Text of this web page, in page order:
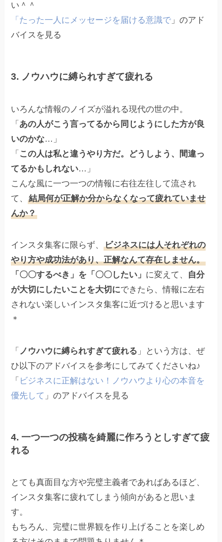
い＾＾
「たった一人にメッセージを届ける意識で 」のアド
バイスを見る
3. ノウハウに縛られすぎて疲れる
いろんな情報のノイズが溢れる現代の世の中。
「 あの人がこう言ってるから同じようにした方が良
いのかな…」
「 この人は私と違うやり方だ。どうしよう、間違っ
てるかもしれない…」
こんな風に一つ一つの情報に右往左往して流され
て、結局何が正解か分からなくなって疲れていませ
んか？
インスタ集客に限らず、ビジネスには人それぞれの
やり方や成功法があり、正解なんて存在しません。
「〇〇するべき」を「〇〇したい」 に変えて、 自分
が大切にしたいことを大切にできたら、情報に左右
されない楽しいインスタ集客に近づけると思います
＊
「 ノウハウに縛られすぎて疲れる 」という方は、ぜ
ひ以下のアドバイスを参考にしてみてくださいね♪
「 ビジネスに正解はない！ノウハウより心の本音を
優先して 」のアドバイスを見る
4. 一つ一つの投稿を綺麗に作ろうとしすぎて疲
れる
とても真面目な方や完璧主義者であればあるほど、
インスタ集客に疲れてしまう傾向があると思いま
す。
もちろん、完璧に世界観を作り上げることを楽しめ